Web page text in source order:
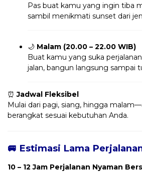
Pas buat kamu yang ingin tiba
sambil menikmati sunset dari
🌙 Malam (20.00 – 22.00 WIB)
Buat kamu yang suka
jalan, bangun langsung sampai
⏰Jadwal Fleksibel
Mulai dari pagi, siang, hingga
berangkat sesuai kebutuhan Anda.
🚐 Estimasi Lama
10 – 12 Jam Perjalanan Nyaman